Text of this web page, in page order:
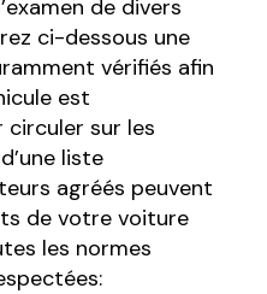
de divers
ci-dessous une
vérifiés afin
est
sur les
liste
agréés peuvent
de votre voiture
les normes